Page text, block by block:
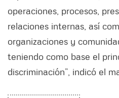
operaciones, procesos,
relaciones internas, así
organizaciones y
teniendo como base el
discriminación”, indicó el